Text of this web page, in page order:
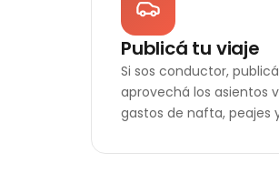
Publicá tu viaje
Si sos conductor,
aprovechá los asientos
gastos de nafta, peajes